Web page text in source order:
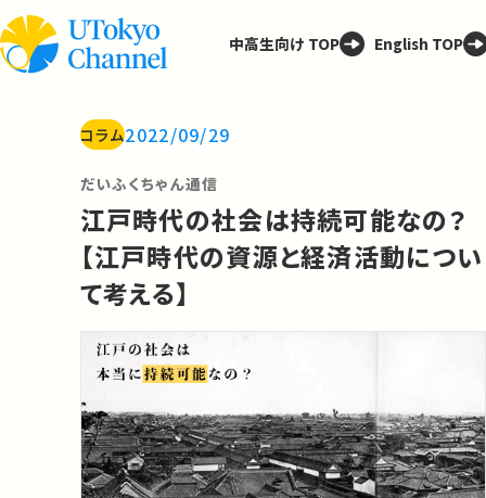
中高生向け TOP English TOP
コラム2022/09/29
だいふくちゃん通信
江戸時代の社会は持続可能なの？
【江戸時代の資源と経済活動につい
て考える】